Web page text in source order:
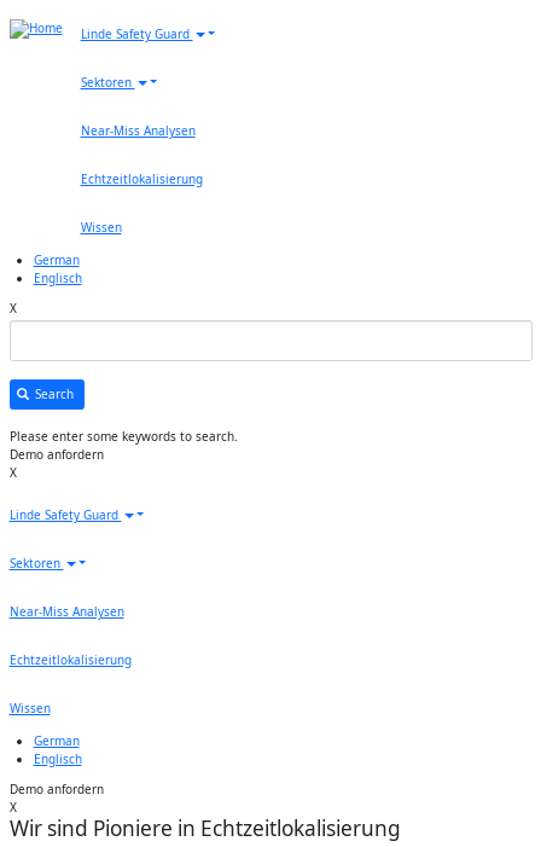
Main
navigationLinde Safety Guard
Sektoren
Near-Miss Analysen
Echtzeitlokalisierung
Wissen
German
Englisch
X
Search
Please enter some keywords to search.
Demo anfordern
X
navigation
Linde Safety Guard
Sektoren
Near-Miss Analysen
Echtzeitlokalisierung
Wissen
German
Englisch
Demo anfordern
X
Wir sind Pioniere in Echtzeitlokalisierung